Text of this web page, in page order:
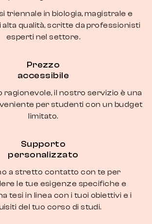
triennale in biologia, magistrale e
qualità, scritte da professionisti
esperti nel settore.
Prezzo
accessibile
ragionevole, il nostro servizio è una
per studenti con un budget
limitato.
Supporto
personalizzato
a stretto contatto con te per
le tue esigenze specifiche e
tesi in linea con i tuoi obiettivi e i
del tuo corso di studi.